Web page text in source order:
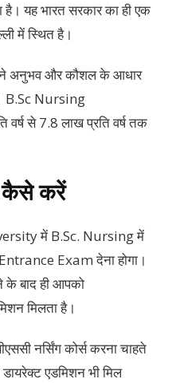
है। यह भारत सरकार का ही एक
में स्थित है।
अनुभव और कौशल के आधार
B.Sc Nursing
से 7.8 लाख प्रति वर्ष तक
कैसे करें
में B.Sc. Nursing में
Exam देना होगा।
बाद ही आपको
मिलता है।
नर्सिंग कोर्स करना चाहते
एडमिशन भी मिल